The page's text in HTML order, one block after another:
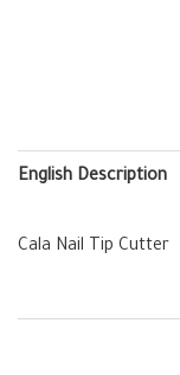
English Description
Cala Nail Tip Cutter